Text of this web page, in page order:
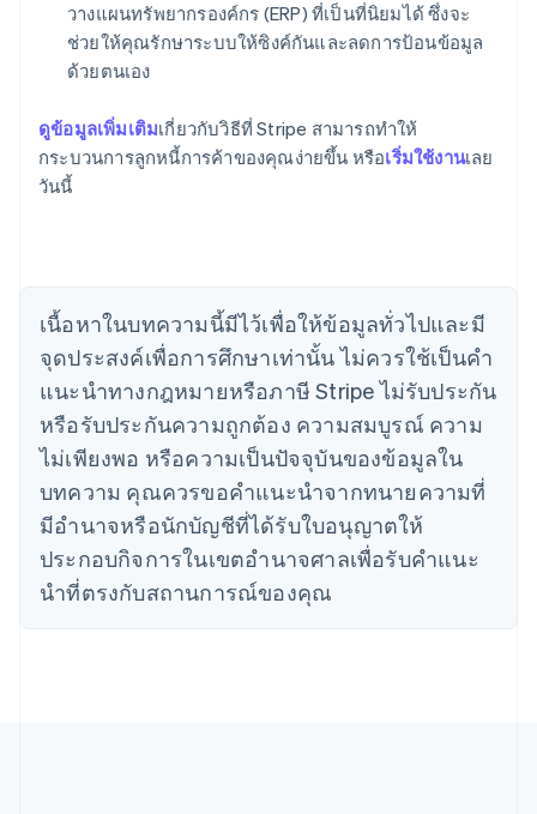
วางแผนทรัพยากรองค์กร (ERP) ที่เป็นที่นิยมได้ ซึ่งจะ
ช่วยให้คุณรักษาระบบให้ซิงค์กันและลดการป้อนข้อมูล
ด้วยตนเอง
ดูข้อมูลเพิ่มเติมเกี่ยวกับวิธีที่ Stripe สามารถทำให้
กระบวนการลูกหนี้การค้าของคุณง่ายขึ้น หรือเริ่มใช้งานเลย
วันนี้
เนื้อหาในบทความนี้มีไว้เพื่อให้ข้อมูลทั่วไปและมี
จุดประสงค์เพื่อการศึกษาเท่านั้น ไม่ควรใช้เป็นคํา
แนะนําทางกฎหมายหรือภาษี Stripe ไม่รับประกัน
หรือรับประกันความถูกต้อง ความสมบูรณ์ ความ
ไม่เพียงพอ หรือความเป็นปัจจุบันของข้อมูลใน
บทความ คุณควรขอคําแนะนําจากทนายความที่
มีอํานาจหรือนักบัญชีที่ได้รับใบอนุญาตให้
ประกอบกิจการในเขตอํานาจศาลเพื่อรับคําแนะ
นําที่ตรงกับสถานการณ์ของคุณ
กรีซ
EnglishFrançais
โครเอเชีย
EnglishItaliano
จีนแผ่นดินใหญ่
简体中文
ไซปรัส
English
ญี่ปุ่น
เดนมาร์ก
English
ไทย
ไทยEnglish
นอร์เวย์